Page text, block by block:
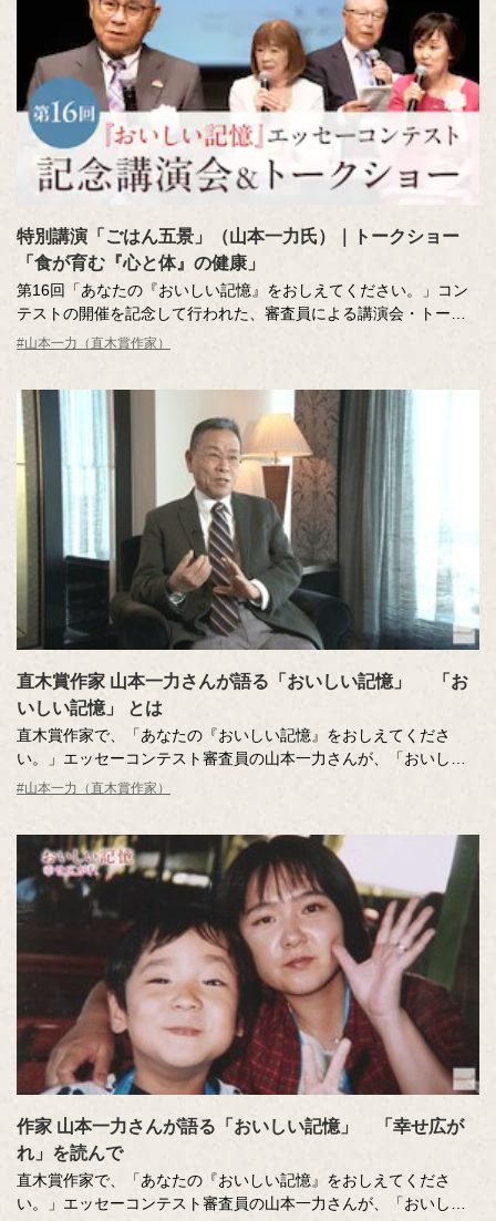
特別講演「ごはん五景」（山本一力氏）｜トークショー
「食が育む『心と体』の健康」
第16回「あなたの『おいしい記憶』をおしえてください。」コン
テストの開催を記念して行われた、審査員による講演会・トーク
ショーのアーカイブ映像です。
#山本一力（直木賞作家）
直木賞作家 山本一力さんが語る「おいしい記憶」 「お
いしい記憶」 とは
直木賞作家で、「あなたの『おいしい記憶』をおしえてくださ
い。」エッセーコンテスト審査員の山本一力さんが、「おいしい
記憶」やエッセーの読みどころを語ってくださいました。
一力さんからのメッセージです。
#山本一力（直木賞作家）
作家 山本一力さんが語る「おいしい記憶」 「幸せ広が
れ」を読んで
直木賞作家で、「あなたの『おいしい記憶』をおしえてくださ
い。」エッセーコンテスト審査員の山本一力さんが、「おいしい